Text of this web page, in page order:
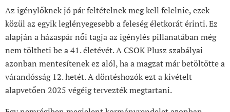
Az igénylőknek jó pár feltételnek meg kell felelnie, ezek
közül az egyik leglényegesebb a feleség életkorát érinti. Ez
alapján a házaspár női tagja az igénylés pillanatában még
nem töltheti be a 41. életévét. A CSOK Plusz szabályai
azonban mentesítenek ez alól, ha a magzat már betöltötte a
várandósság 12. hetét. A döntéshozók ezt a kivételt
alapvetően 2025 végéig tervezték megtartani.